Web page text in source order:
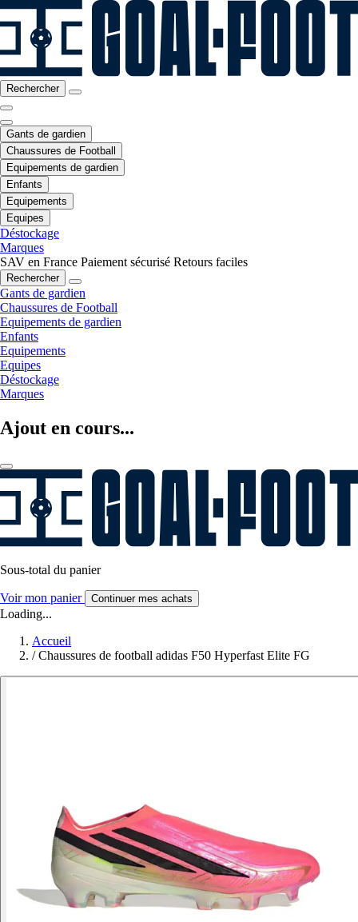
Rechercher
Gants de gardien
Chaussures de Football
Equipements de gardien
Enfants
Equipements
Equipes
Déstockage
Marques
SAV en France Paiement sécurisé Retours faciles
Rechercher
Gants de gardien
Chaussures de Football
Equipements de gardien
Enfants
Equipements
Equipes
Déstockage
Marques
Ajout en cours...
Sous-total du panier
Voir mon panier Continuer mes achats
Loading...
Accueil
/ Chaussures de football adidas F50 Hyperfast Elite FG